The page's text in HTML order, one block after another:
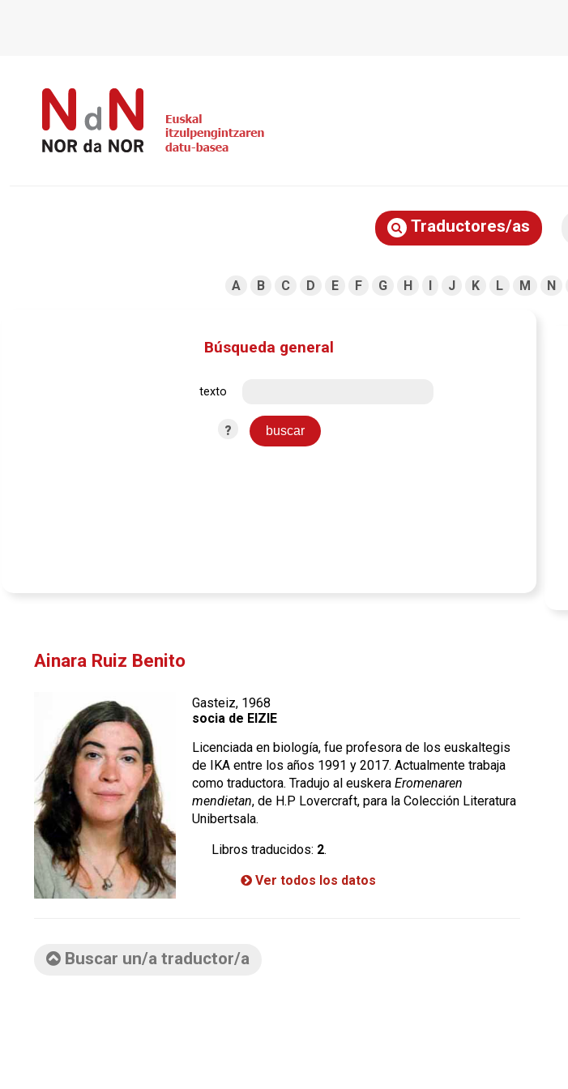
Traductores/as
A B C D E F G H I J K L M N
Búsqueda general
texto
?
Ainara Ruiz Benito
Gasteiz, 1968
socia de EIZIE
Licenciada en biología, fue profesora de los euskaltegis
de IKA entre los años 1991 y 2017. Actualmente trabaja
como traductora. Tradujo al euskera Eromenaren
mendietan, de H.P Lovercraft, para la Colección Literatura
Unibertsala.
Libros traducidos: 2.
Ver todos los datos
Buscar un/a traductor/a